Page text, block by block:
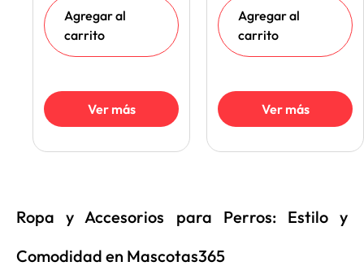
Agregar al
carrito
Ver más
Agregar al
carrito
Ver más
Ropa y Accesorios para Perros: Estilo y
Comodidad en Mascotas365